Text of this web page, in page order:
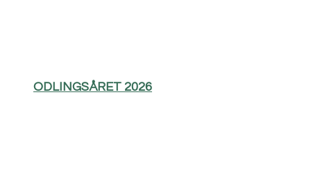
ODLINGSÅRET 2026